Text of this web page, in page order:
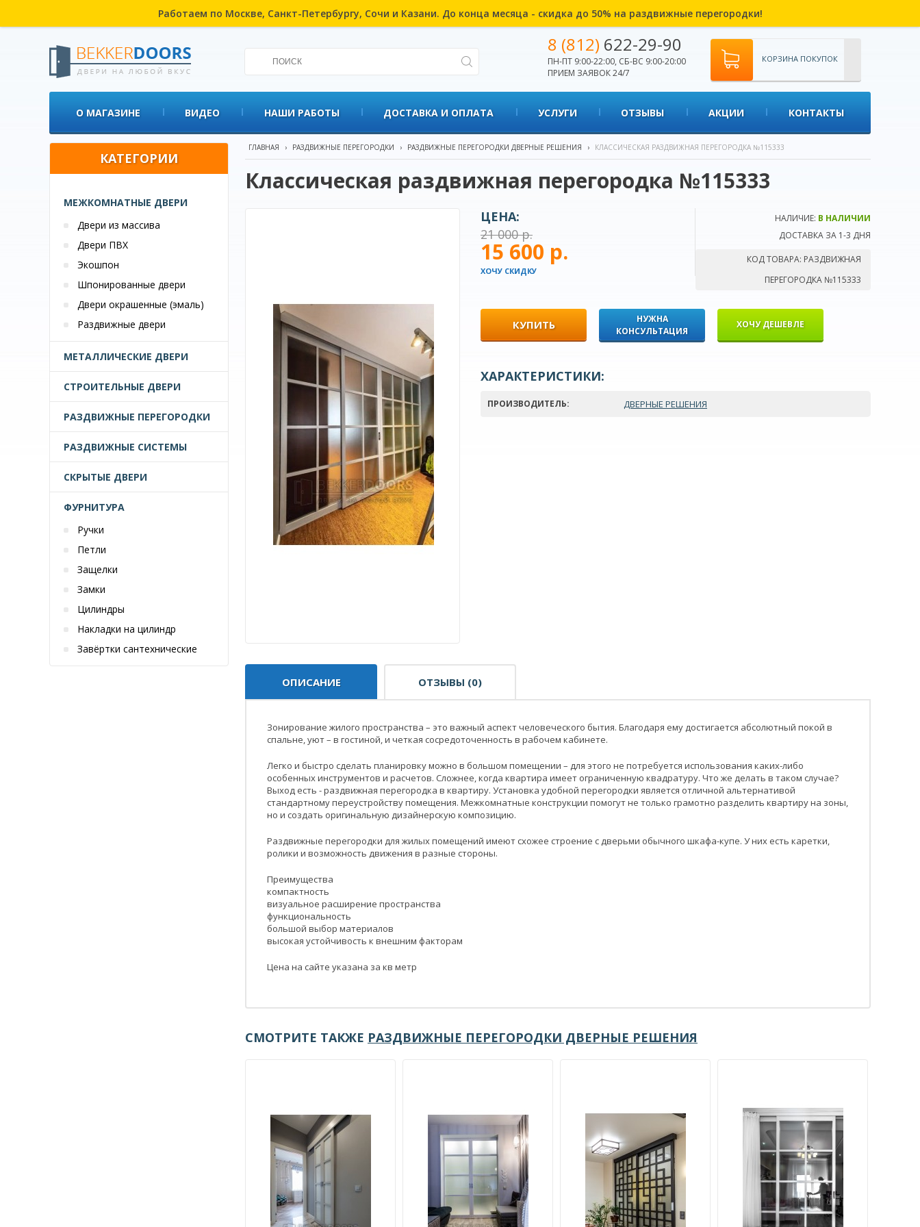
Работаем по Москве, Санкт-Петербургу, Сочи и Казани. До конца месяца - скидка до 50% на раздвижные перегородки!
8 (812) 622-29-90
ПН-ПТ 9:00-22:00, СБ-ВС 9:00-20:00
ПРИЕМ ЗАЯВОК 24/7
КОРЗИНА ПОКУПОК
О МАГАЗИНЕ ВИДЕО НАШИ РАБОТЫ ДОСТАВКА И ОПЛАТА УСЛУГИ ОТЗЫВЫ АКЦИИ КОНТАКТЫ
КАТЕГОРИИ
МЕЖКОМНАТНЫЕ ДВЕРИ
Двери из массива
Двери ПВХ
Экошпон
Шпонированные двери
Двери окрашенные (эмаль)
Раздвижные двери
МЕТАЛЛИЧЕСКИЕ ДВЕРИ
СТРОИТЕЛЬНЫЕ ДВЕРИ
РАЗДВИЖНЫЕ ПЕРЕГОРОДКИ
РАЗДВИЖНЫЕ СИСТЕМЫ
СКРЫТЫЕ ДВЕРИ
ФУРНИТУРА
Ручки
Петли
Защелки
Замки
Цилиндры
Накладки на цилиндр
Завёртки сантехнические
ГЛАВНАЯ › РАЗДВИЖНЫЕ ПЕРЕГОРОДКИ › РАЗДВИЖНЫЕ ПЕРЕГОРОДКИ ДВЕРНЫЕ РЕШЕНИЯ › КЛАССИЧЕСКАЯ РАЗДВИЖНАЯ ПЕРЕГОРОДКА №115333
Классическая раздвижная перегородка №115333
НАЛИЧИЕ: В НАЛИЧИИ
ДОСТАВКА ЗА 1-3 ДНЯ
КОД ТОВАРА: РАЗДВИЖНАЯ
ПЕРЕГОРОДКА №115333
ЦЕНА:
21 000 р.
15 600 р.
ХОЧУ СКИДКУ
КУПИТЬ
НУЖНА
КОНСУЛЬТАЦИЯ
ХОЧУ ДЕШЕВЛЕ
ХАРАКТЕРИСТИКИ:
ПРОИЗВОДИТЕЛЬ: ДВЕРНЫЕ РЕШЕНИЯ
ОПИСАНИЕ ОТЗЫВЫ (0)
Зонирование жилого пространства – это важный аспект человеческого бытия. Благодаря ему достигается абсолютный покой в
спальне, уют – в гостиной, и четкая сосредоточенность в рабочем кабинете.
Легко и быстро сделать планировку можно в большом помещении – для этого не потребуется использования каких-либо
особенных инструментов и расчетов. Сложнее, когда квартира имеет ограниченную квадратуру. Что же делать в таком случае?
Выход есть - раздвижная перегородка в квартиру. Установка удобной перегородки является отличной альтернативой
стандартному переустройству помещения. Межкомнатные конструкции помогут не только грамотно разделить квартиру на зоны,
но и создать оригинальную дизайнерскую композицию.
Раздвижные перегородки для жилых помещений имеют схожее строение с дверьми обычного шкафа-купе. У них есть каретки,
ролики и возможность движения в разные стороны.
Преимущества
компактность
визуальное расширение пространства
функциональность
большой выбор материалов
высокая устойчивость к внешним факторам
Цена на сайте указана за кв метр
СМОТРИТЕ ТАКЖЕ РАЗДВИЖНЫЕ ПЕРЕГОРОДКИ ДВЕРНЫЕ РЕШЕНИЯ